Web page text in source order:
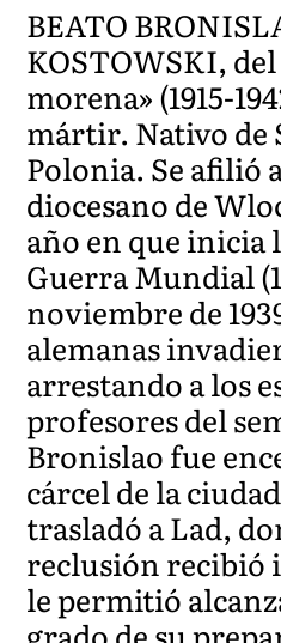
BEATO
KOSTOWSKI,
morena» (1915-
mártir. Nativo de
Polonia. Se afilió
diocesano de
año en que inicia
Guerra Mundial
noviembre de
alemanas
arrestando a los
profesores del
Bronislao fue
cárcel de la
trasladó a Lad,
reclusión recibió
le permitió